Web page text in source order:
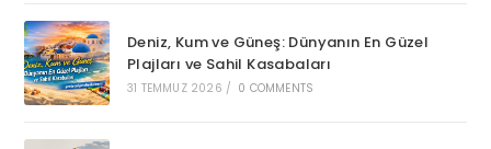
Deniz, Kum ve Güneş: Dünyanın En Güzel
Plajları ve Sahil Kasabaları
31 TEMMUZ 2026 / 0 COMMENTS